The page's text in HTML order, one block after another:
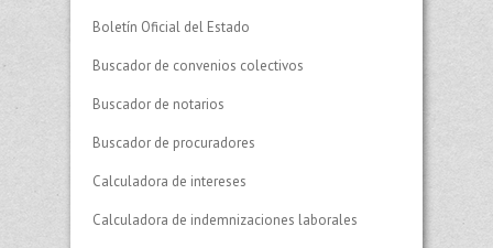
Boletín Oficial del Estado
Buscador de convenios colectivos
Buscador de notarios
Buscador de procuradores
Calculadora de intereses
Calculadora de indemnizaciones laborales